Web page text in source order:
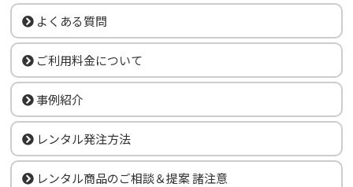
よくある質問
ご利用料金について
事例紹介
レンタル発注方法
レンタル商品のご相談＆提案 諸注意